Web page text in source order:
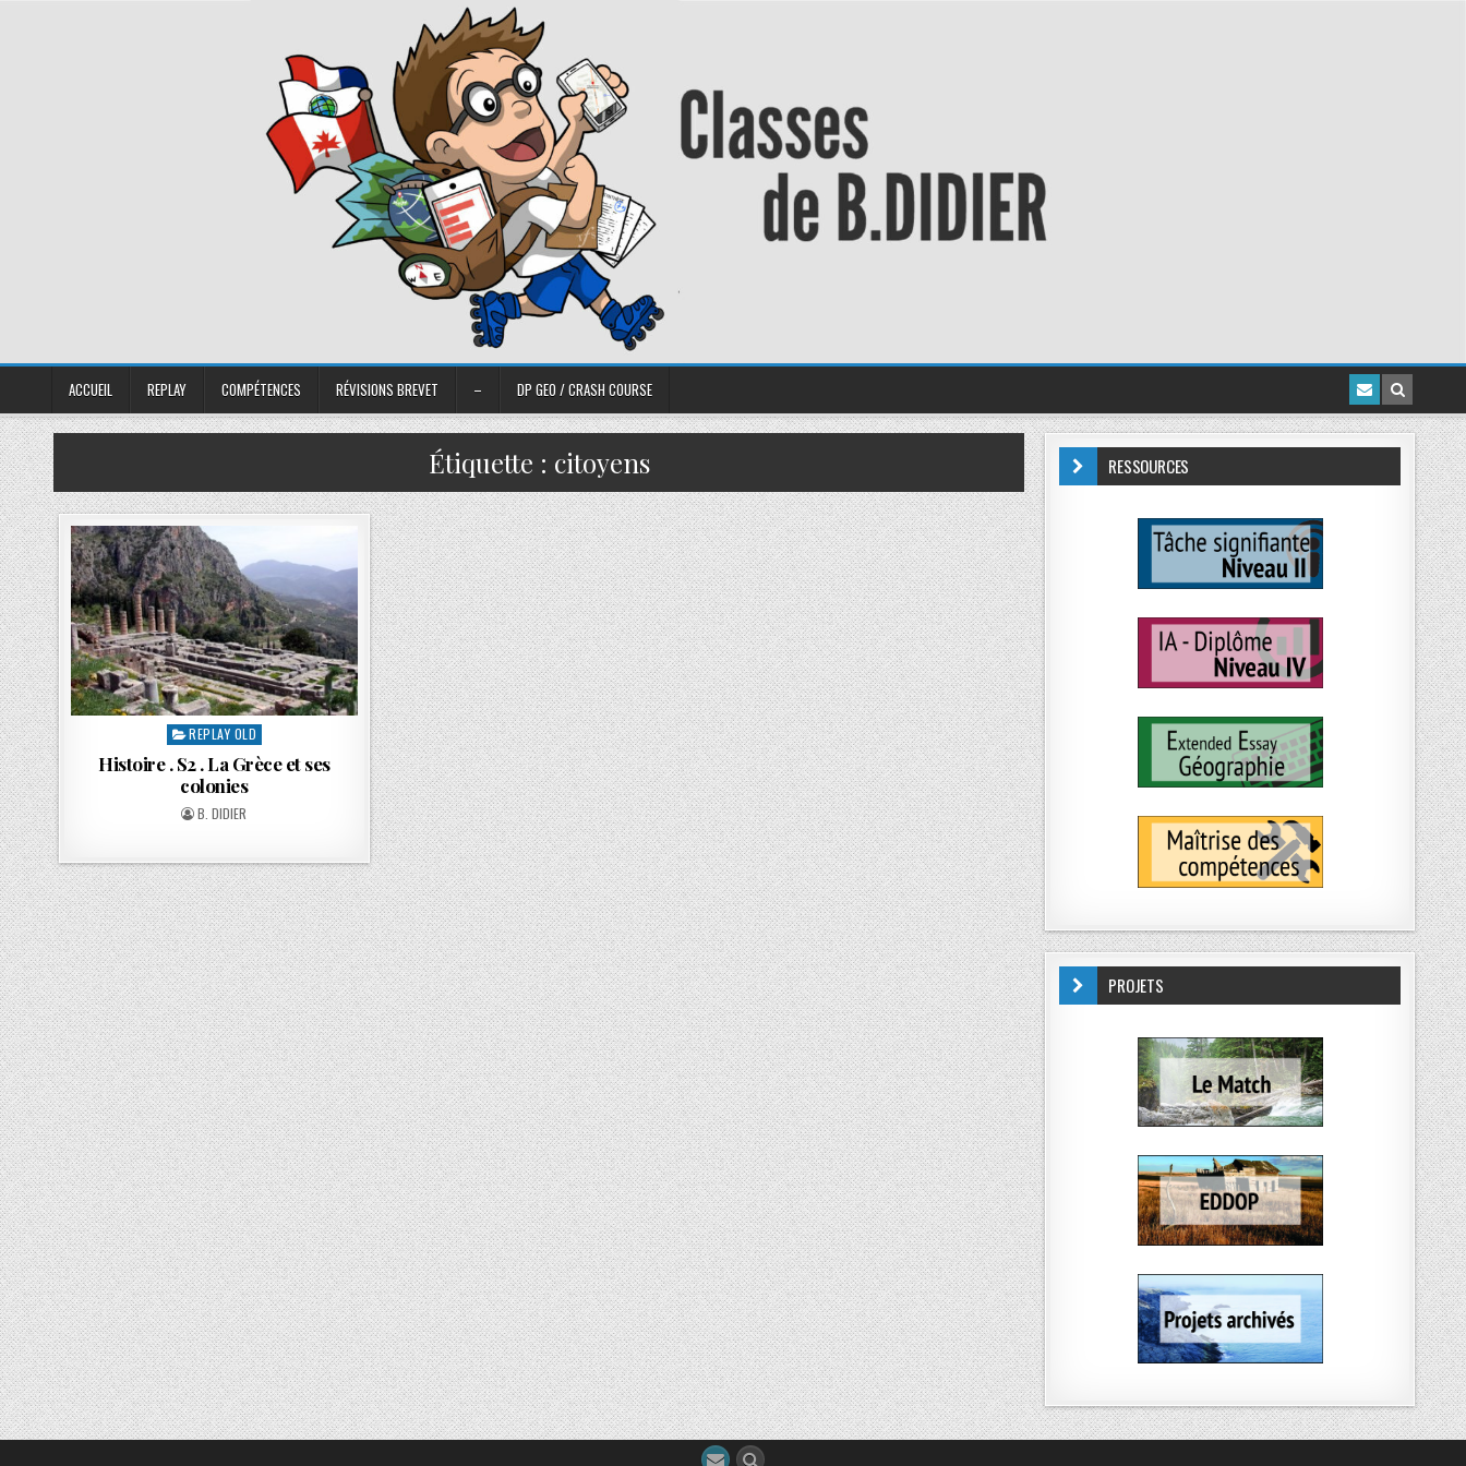
ACCUEIL REPLAY COMPÉTENCES RÉVISIONS BREVET – DP GEO / CRASH COURSE
Étiquette : citoyens
REPLAY OLD
Histoire . S2 . La Grèce et ses
colonies
B. DIDIER
RESSOURCES
PROJETS